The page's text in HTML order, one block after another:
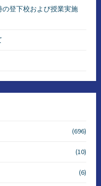
登下校および授業実施
(696)
(10)
(6)